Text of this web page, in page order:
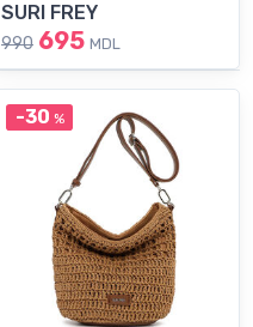
SURI FREY
990 695 MDL
-30 %